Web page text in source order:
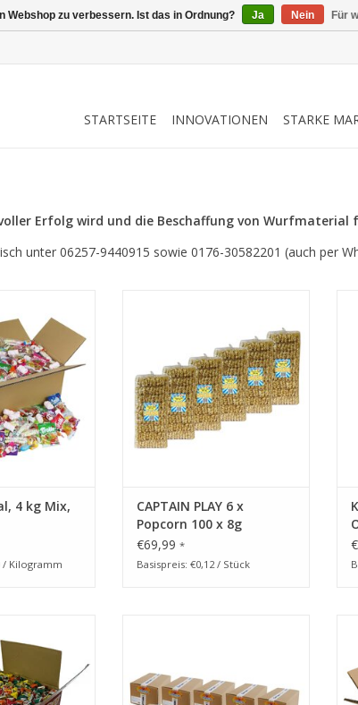
STARTSEITE INNOVATIONEN STARKE
Erfolg wird und die Beschaffung von
unter 06257-9440915 sowie 0176-30582201 (auch per
Mix, 300 Teile
in
Süßigkeiten
Resten von
und
HINZUFÜGEN
4 kg Mix,
/ Kilogramm
ZUM WARENKORB HINZUFÜGEN
CAPTAIN PLAY 6 x
Popcorn 100 x 8g
€69,99 *
Basispreis: €0,12 / Stück
5kg
HINZUFÜGEN
Webshop zu verbessern. Ist das in Ordnung? Ja Nein Für